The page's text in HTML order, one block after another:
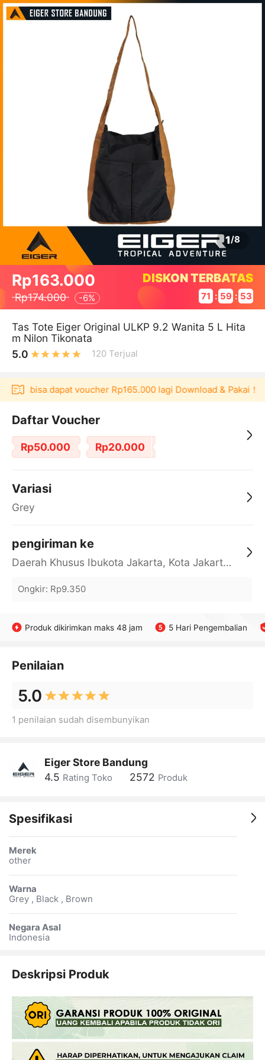
1/8
Rp163.000
Rp174.000 -6%
DISKON TERBATAS
71 : 59 : 53
Tas Tote Eiger Original ULKP 9.2 Wanita 5 L Hita
m Nilon Tikonata
5.0
120 Terjual
bisa dapat voucher Rp165.000 lagi Download & Pakai！
Daftar Voucher
Rp50.000 Rp20.000
Variasi
Grey
pengiriman ke
Daerah Khusus Ibukota Jakarta, Kota Jakarta Barat, Cengkareng, yy
Ongkir: Rp9.350
Produk dikirimkan maks 48 jam 5 Hari Pengembalian
Penilaian
5.0
1 penilaian sudah disembunyikan
Eiger Store Bandung
4.5 Rating Toko 2572 Produk
Spesifikasi
Merek
other
Warna
Grey , Black , Brown
Negara Asal
Indonesia
Deskripsi Produk